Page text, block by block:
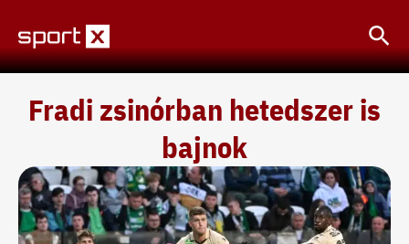
content
Fradi zsinórban hetedszer is
bajnok